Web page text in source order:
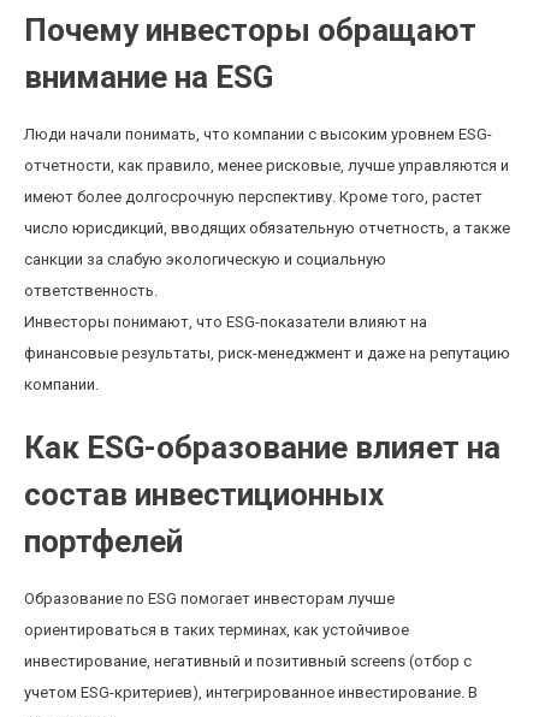
Почему инвесторы обращают
внимание на ESG
Люди начали понимать, что компании с высоким уровнем ESG-
отчетности, как правило, менее рисковые, лучше управляются и
имеют более долгосрочную перспективу. Кроме того, растет
число юрисдикций, вводящих обязательную отчетность, а также
санкции за слабую экологическую и социальную
ответственность.
Инвесторы понимают, что ESG-показатели влияют на
финансовые результаты, риск-менеджмент и даже на репутацию
компании.
Как ESG-образование влияет на
состав инвестиционных
портфелей
Образование по ESG помогает инвесторам лучше
ориентироваться в таких терминах, как устойчивое
инвестирование, негативный и позитивный screens (отбор с
учетом ESG-критериев), интегрированное инвестирование. В